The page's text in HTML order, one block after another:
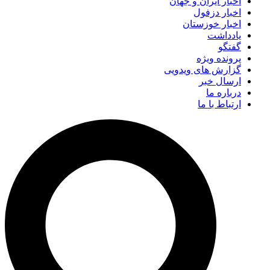
اخبار دزفول
اخبار خوزستان
یادداشت
گفتگو
پرونده ویژه
گزارش های ویدویی
ارسال خبر
درباره ما
ارتباط با ما